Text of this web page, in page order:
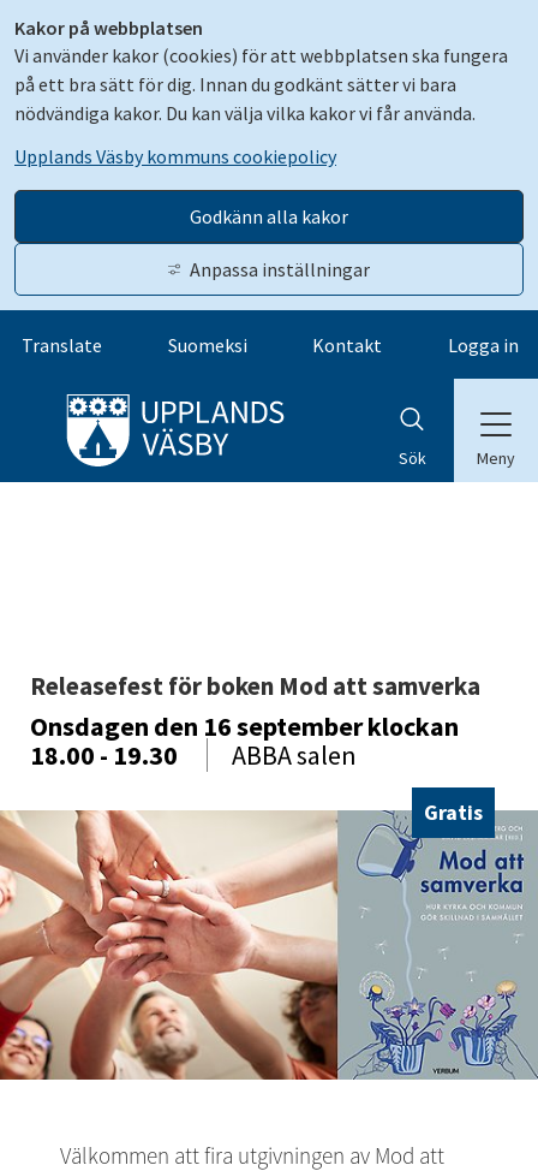
Kakor på webbplatsen
Vi använder kakor (cookies) för att webbplatsen ska fungera
på ett bra sätt för dig. Innan du godkänt sätter vi bara
nödvändiga kakor. Du kan välja vilka kakor vi får använda.
Upplands Väsby kommuns cookiepolicy
Godkänn alla kakor
Anpassa inställningar
Gå till innehåll
Translate Suomeksi Kontakt Logga in
Sök Meny
Releasefest för boken Mod att samverka
Onsdagen den 16 septemberklockan
18.00 - 19.30
ABBA salen
Gratis
Välkommen att fira utgivningen av Mod att